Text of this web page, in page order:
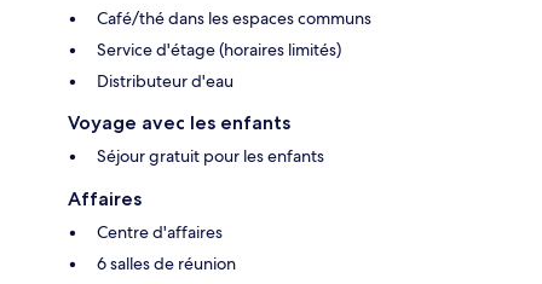
Café/thé dans les espaces communs
Service d'étage (horaires limités)
Distributeur d'eau
Voyage avec les enfants
Séjour gratuit pour les enfants
Affaires
Centre d'affaires
6 salles de réunion